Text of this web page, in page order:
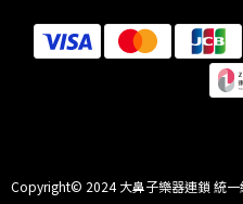
Copyright© 2024 大鼻子樂器連鎖 統